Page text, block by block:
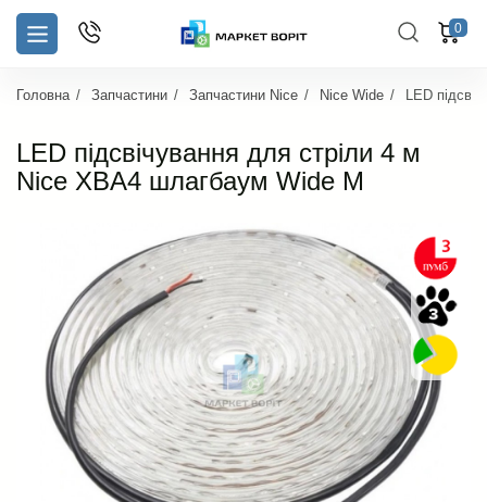
0
Головна Запчастини Запчастини Nice Nice Wide LED
LED підсвічування для стріли 4 м
Nice XBA4 шлагбаум Wide M